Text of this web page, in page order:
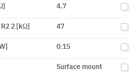
4.7
2 [kΩ] 47
0.15
Surface mount